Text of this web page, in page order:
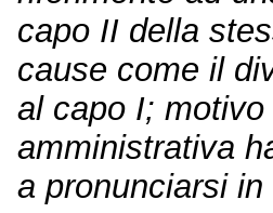
capo II della
cause come il
al capo I;
amministrativa
a pronunciarsi